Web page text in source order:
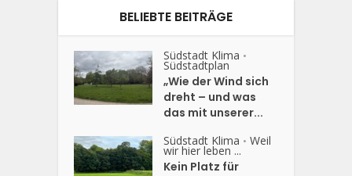
BELIEBTE BEITRÄGE
Südstadt Klima •
Südstadtplan
„Wie der Wind sich
dreht – und was
das mit unserer...
Südstadt Klima • Weil
wir hier leben ...
Kein Platz für